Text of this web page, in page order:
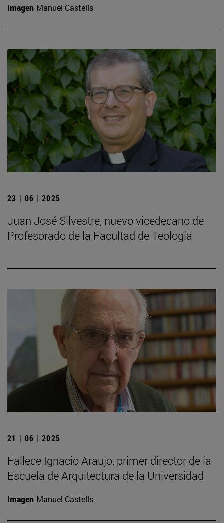
Imagen Manuel Castells
23 | 06 | 2025
Juan José Silvestre, nuevo vicedecano de
Profesorado de la Facultad de Teología
21 | 06 | 2025
Fallece Ignacio Araujo, primer director de la
Escuela de Arquitectura de la Universidad
Imagen Manuel Castells